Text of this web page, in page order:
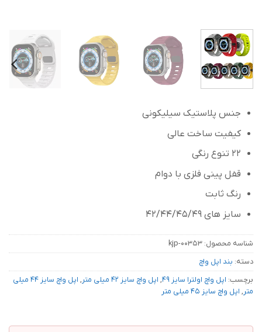
جنس پلاستیک سیلیکونی
کیفیت ساخت عالی
22 تنوع رنگی
قفل پینی فلزی با دوام
رنگ ثابت
سایز های 42/44/45/49
شناسه محصول: kjp-00353
دسته: بند اپل واچ
برچسب: اپل واچ اولترا سایز 49 , اپل واچ سایز 42 میلی متر ,
اپل واچ سایز 44 میلی
متر, اپل واچ سایز 45 میلی متر